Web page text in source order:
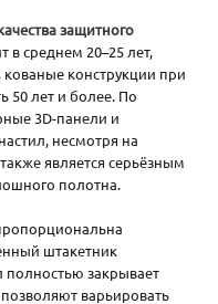
защитного
в среднем 20–25 лет,
конструкции при
50 лет и более. По
3D-панели и
несмотря на
является серьёзным
полотна.
штакетник
полностью закрывает
варьировать